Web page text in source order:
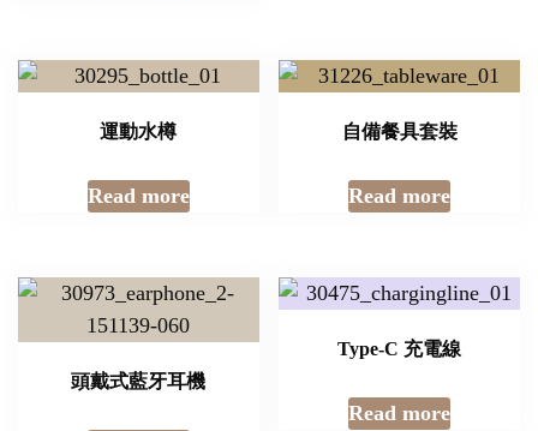
運動水樽
Read more
自備餐具套裝
Read more
頭戴式藍牙耳機
Type-C 充電線
Read more